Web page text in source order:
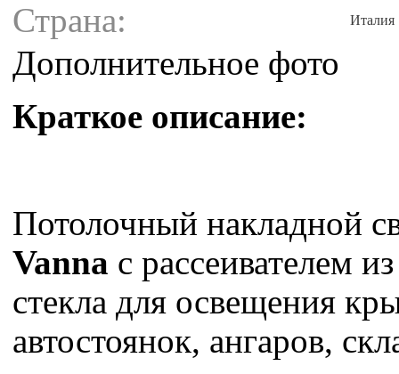
Страна: Италия
Дополнительное фото
Краткое описание:
Потолочный накладной
Vanna с рассеивателем
стекла для освещения
автостоянок, ангаров,